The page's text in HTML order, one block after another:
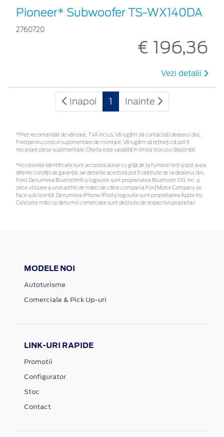
Pioneer* Subwoofer TS-WX140DA
2760720
€ 196,36
Vezi detalii
Inapoi 1 Inainte
*Preţ recomandat de vânzare, TVA inclus. Vă rugăm să contactaţi dealerul dvs.
Ford pentru costuri suplimentare de montare. Vă rugăm să rețineți că pot fi
necesare piese suplimentare. Oferta este valabilă în limita stocului disponibil.
*Accesoriile identificate sunt accesorii alese cu grijă de la furnizori terți și pot avea
diferite condiții de garanție, iar detaliile acestora pot fi obținute de la dealerul dvs.
Ford. Denumirea Bluetooth® și logourile sunt proprietatea Bluetooth SIG, Inc. și
orice utilizare a unor astfel de mărci de către compania Ford Motor Company se
face sub licență. Denumirea iPhone/iPod și logourile sunt proprietatea Apple Inc.
Celelalte mărci și denumiri comerciale sunt deținute de respectivii proprietari
MODELE NOI
Autoturisme
Comerciale & Pick Up-uri
LINK-URI RAPIDE
Promotii
Configurator
Stoc
Contact